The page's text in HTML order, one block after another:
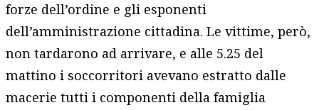
forze dell’ordine e gli esponenti
dell’amministrazione cittadina. Le vittime, però,
non tardarono ad arrivare, e alle 5.25 del
mattino i soccorritori avevano estratto dalle
macerie tutti i componenti della famiglia